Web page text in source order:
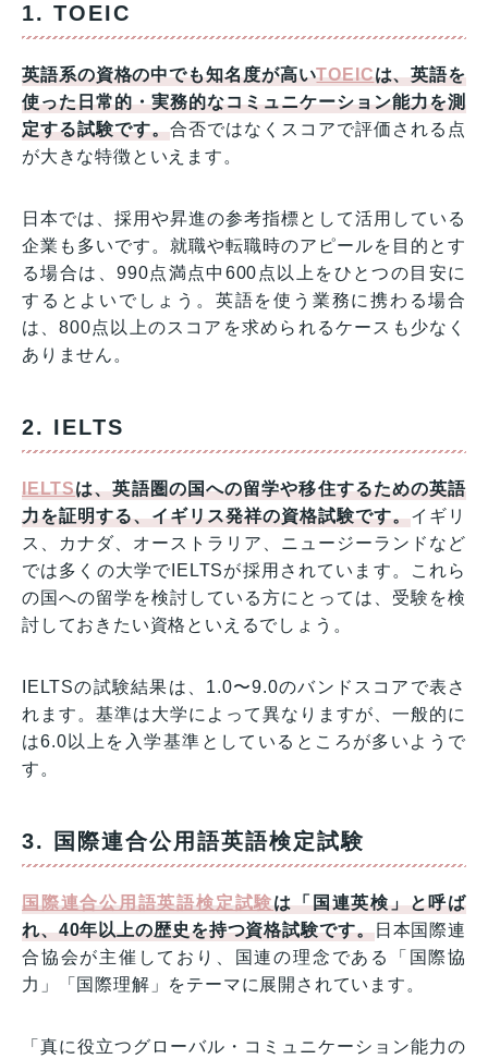
1. TOEIC
英語系の資格の中でも知名度が高いTOEICは、英語を
使った日常的・実務的なコミュニケーション能力を測
定する試験です。合否ではなくスコアで評価される点
が大きな特徴といえます。
日本では、採用や昇進の参考指標として活用している
企業も多いです。就職や転職時のアピールを目的とす
る場合は、990点満点中600点以上をひとつの目安に
するとよいでしょう。英語を使う業務に携わる場合
は、800点以上のスコアを求められるケースも少なく
ありません。
2. IELTS
IELTSは、英語圏の国への留学や移住するための英語
力を証明する、イギリス発祥の資格試験です。イギリ
ス、カナダ、オーストラリア、ニュージーランドなど
では多くの大学でIELTSが採用されています。これら
の国への留学を検討している方にとっては、受験を検
討しておきたい資格といえるでしょう。
IELTSの試験結果は、1.0〜9.0のバンドスコアで表さ
れます。基準は大学によって異なりますが、一般的に
は6.0以上を入学基準としているところが多いようで
す。
3. 国際連合公用語英語検定試験
国際連合公用語英語検定試験は「国連英検」と呼ば
れ、40年以上の歴史を持つ資格試験です。日本国際連
合協会が主催しており、国連の理念である「国際協
力」「国際理解」をテーマに展開されています。
「真に役立つグローバル・コミュニケーション能力の